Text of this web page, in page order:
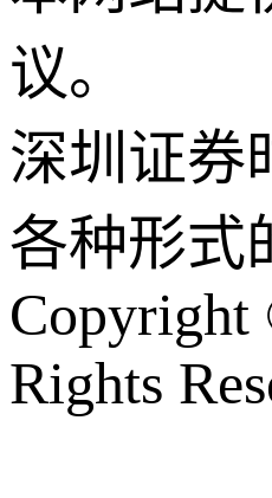
议。
深圳证券
各种形式
Copyright
Rights